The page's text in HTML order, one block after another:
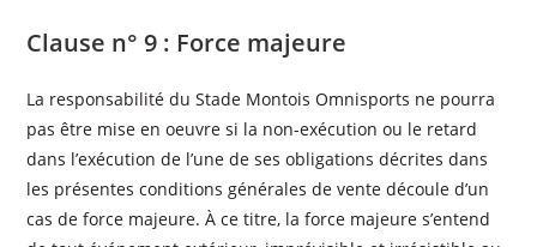
Clause n° 9 : Force majeure
La responsabilité du Stade Montois Omnisports ne pourra
pas être mise en oeuvre si la non-exécution ou le retard
dans l’exécution de l’une de ses obligations décrites dans
les présentes conditions générales de vente découle d’un
cas de force majeure. À ce titre, la force majeure s’entend